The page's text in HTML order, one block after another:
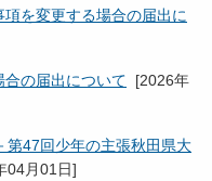
を変更する場合の届出に
合の届出について [2026年
第47回少年の主張秋田県大
04月01日]